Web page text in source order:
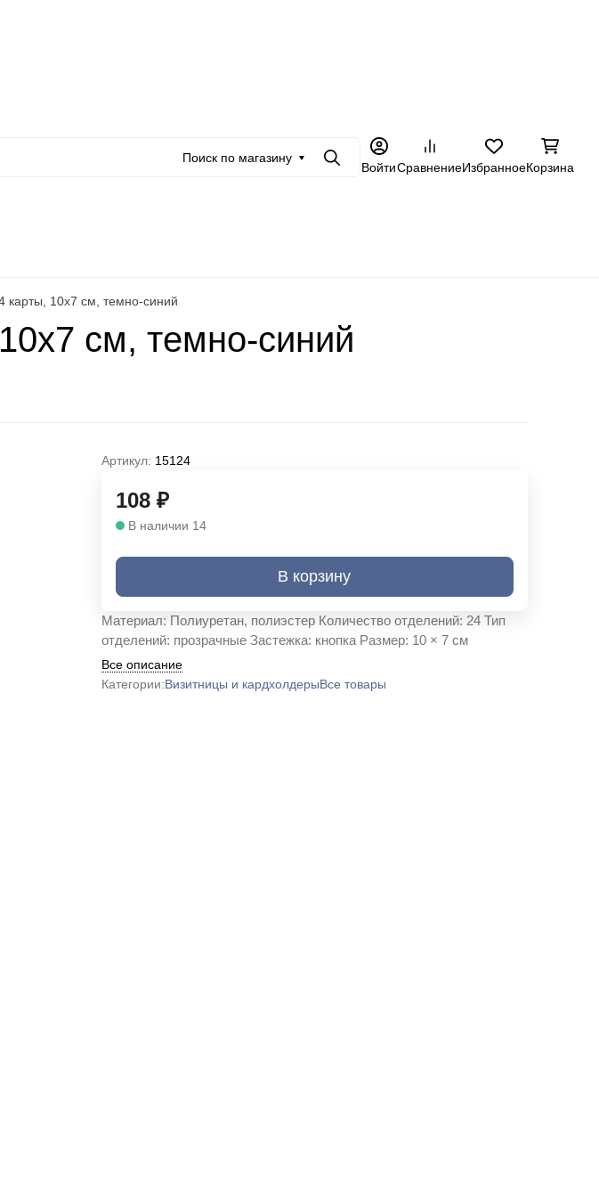
Поиск по магазину
ПоискВойтиСравнениеИзбранноеКорзина
карты, 10x7 см, темно-синий
см, темно-синий
Артикул: 15124
108 ₽
В наличии 14
В корзину
Материал: Полиуретан, полиэстер Количество отделений: 24 Тип
отделений: прозрачные Застежка: кнопка Размер: 10 × 7 см
Все описание
Категории:Визитницы и кардхолдерыВсе товары